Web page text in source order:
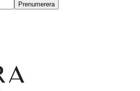
Prenumerera